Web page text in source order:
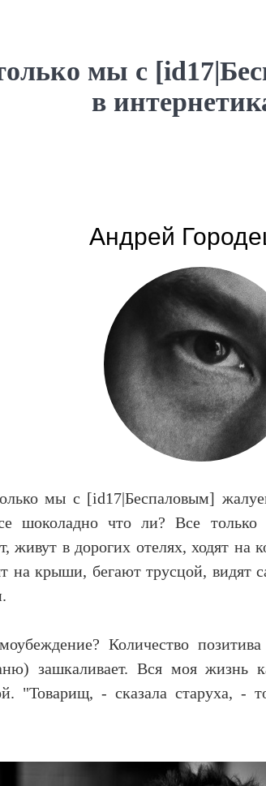
мы с
в
Андрей
мы с [id17|Беспаловым]
шоколадно что ли? Все
живут в дорогих отелях, ходят на
на крыши, бегают трусцой, видят
Количество
зашкаливает. Вся моя жизнь
"Товарищ, - сказала старуха, -